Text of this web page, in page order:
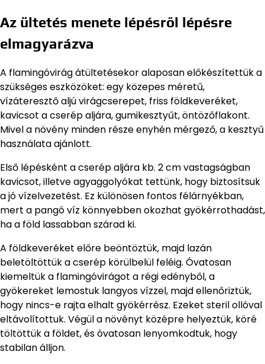
Az ültetés menete lépésről lépésre
elmagyarázva
A flamingóvirág átültetésekor alaposan előkészítettük a
szükséges eszközöket: egy közepes méretű,
vízáteresztő aljú virágcserepet, friss földkeveréket,
kavicsot a cserép aljára, gumikesztyűt, öntözőflakont.
Mivel a növény minden része enyhén mérgező, a kesztyű
használata ajánlott.
Első lépésként a cserép aljára kb. 2 cm vastagságban
kavicsot, illetve agyaggolyókat tettünk, hogy biztosítsuk
a jó vízelvezetést. Ez különösen fontos félárnyékban,
mert a pangó víz könnyebben okozhat gyökérrothadást,
ha a föld lassabban szárad ki.
A földkeveréket előre beöntöztük, majd lazán
beletöltöttük a cserép körülbelül feléig. Óvatosan
kiemeltük a flamingóvirágot a régi edényből, a
gyökereket lemostuk langyos vízzel, majd ellenőriztük,
hogy nincs-e rajta elhalt gyökérrész. Ezeket steril ollóval
eltávolítottuk. Végül a növényt középre helyeztük, köré
töltöttük a földet, és óvatosan lenyomkodtuk, hogy
stabilan álljon.